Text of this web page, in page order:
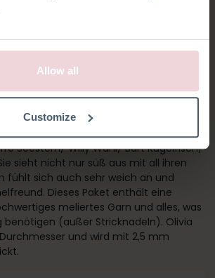
Allow all
Customize
Sets Strickpakete von Meerestieren
Seestern/ Willy Wahl/ Bart Kugelfisch/
sieht nicht nur süß aus mit all ihren
fühlt sich auch sehr weich an und
Dieses Paket enthält eine
meliertes Garn und alles, was
benötigen (außer Stricknadeln). Olivia
und wird mit 2,5 mm